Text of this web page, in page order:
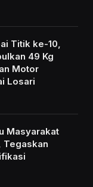
Titik ke-10,
49 Kg
Motor
Losari
Masyarakat
Tegaskan